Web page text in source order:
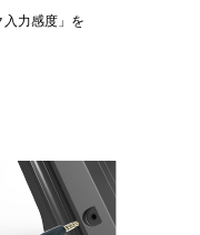
力感度」を